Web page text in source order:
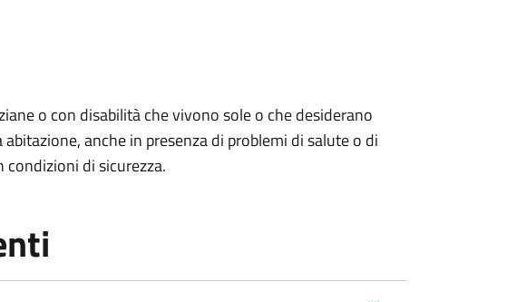
o con disabilità che vivono sole o che desiderano
anche in presenza di problemi di salute o di
di sicurezza.